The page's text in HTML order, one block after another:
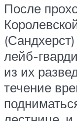
После
лейб-
из их
течение